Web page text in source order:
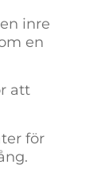
inre
en
att
för